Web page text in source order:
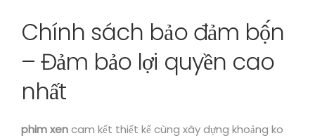
Chính sách bảo đảm bộ́n
– Đảm bảo lợi quyền cao
nhất
phim xencam kết thiết kế cùng xây dựng khoảng ko